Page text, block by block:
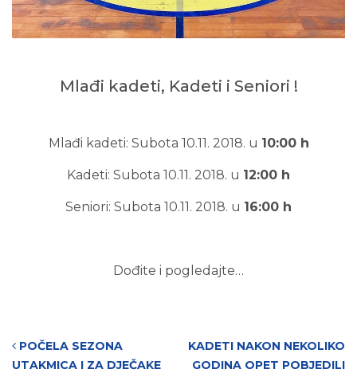
Mlađi kadeti, Kadeti i Seniori !
Mlađi kadeti: Subota 10.11. 2018. u 10:00 h
Kadeti: Subota 10.11. 2018. u 12:00 h
Seniori: Subota 10.11. 2018. u 16:00 h
Dođite i pogledajte…
Post navigation
POČELA SEZONA
UTAKMICA I ZA DJEČAKE
KADETI NAKON NEKOLIKO
GODINA OPET POBJEDILI